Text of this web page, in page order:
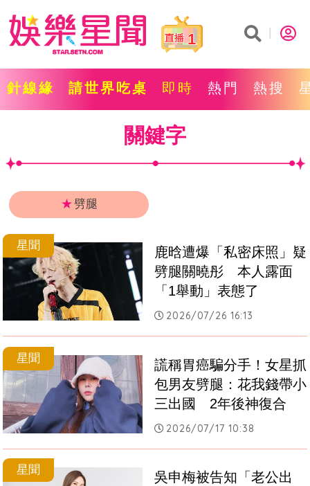
1
針線緣 請世界吃桌 即時 熱門 熱搜
關鍵字
★劈腿
星聞
鹿晗遭爆「私密床照」疑
劈腿關曉彤　本人露面
「1舉動」表態了
2026/07/26 16:13
星聞
謊稱胃癌騙分手！女星抓
包男友劈腿：花我錢帶小
三出國　2年後神復合
2026/07/17 10:38
星聞
吳申梅被告知「老公出